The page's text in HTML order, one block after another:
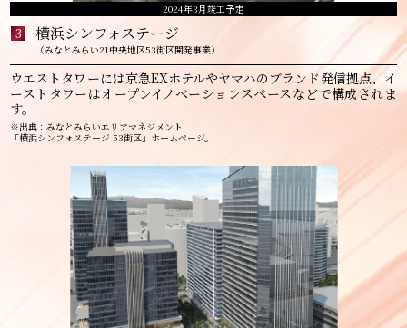
2024年3月竣工予定
3 横浜シンフォステージ
（みなとみらい21中央地区53街区開発事業）
ウエストタワーには京急EXホテルやヤマハのブランド発信拠点、イ
ーストタワーはオープンイノベーションスペースなどで構成されま
す。
※出典：みなとみらいエリアマネジメント
「横浜シンフォステージ 53街区」ホームページ。